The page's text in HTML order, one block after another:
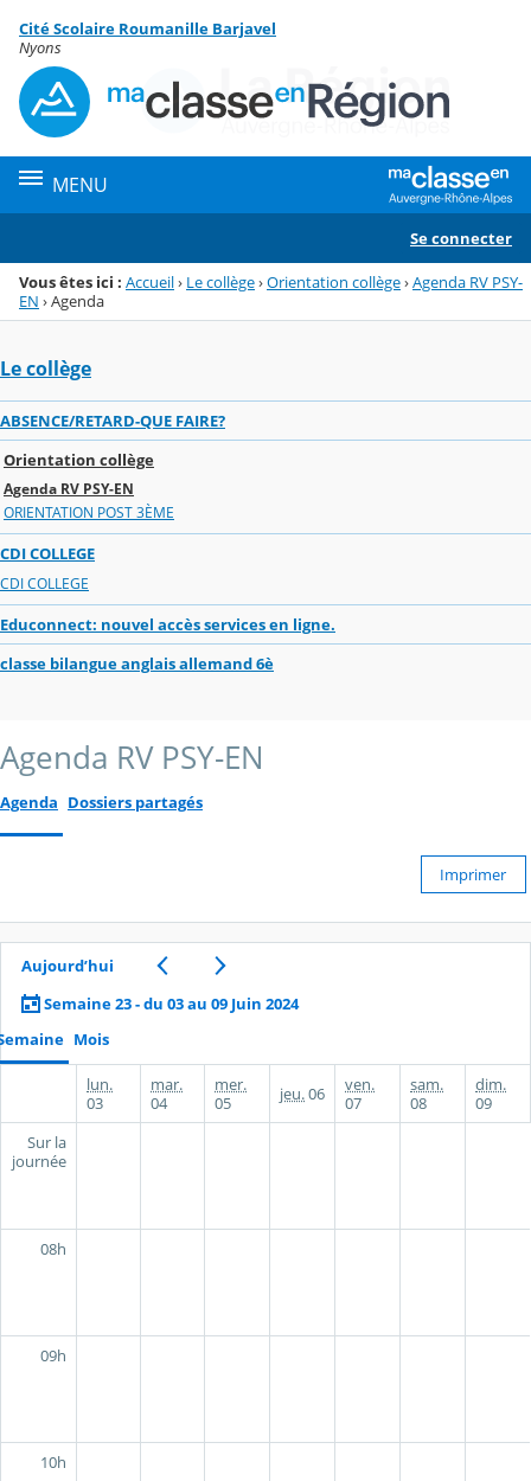
Menu de la rubrique
Contenu
Cité Scolaire Roumanille Barjavel
Nyons
MENU
Se connecter
Vous êtes ici : Accueil› Le collège›Orientation collège›Agenda RV PSY-
EN ›Agenda
Le collège
ABSENCE/RETARD-QUE FAIRE?
Orientation collège
Agenda RV PSY-EN
ORIENTATION POST 3ÈME
CDI COLLEGE
CDI COLLEGE
Educonnect: nouvel accès services en ligne.
classe bilangue anglais allemand 6è
Agenda RV PSY-EN
Agenda Dossiers partagés
Imprimer
Aujourd’hui
Semaine 23 - du 03 au 09 Juin 2024
Mois
lun.
03
mar.
04
mer.
05
jeu.06
ven.
07
sam.
08
dim.
09
Sur la
journée
08h
09h
10h